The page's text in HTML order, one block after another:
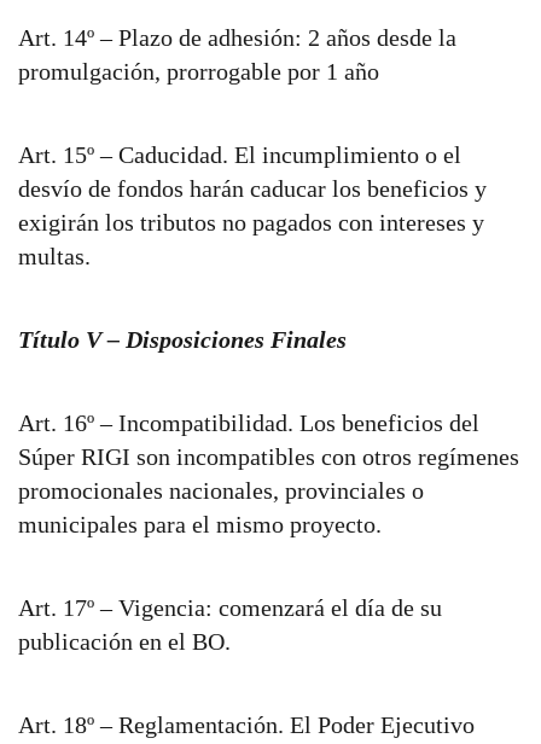
Art. 14º – Plazo de adhesión: 2 años desde la
promulgación, prorrogable por 1 año
Art. 15º – Caducidad. El incumplimiento o el
desvío de fondos harán caducar los beneficios y
exigirán los tributos no pagados con intereses y
multas.
Título V – Disposiciones Finales
Art. 16º – Incompatibilidad. Los beneficios del
Súper RIGI son incompatibles con otros regímenes
promocionales nacionales, provinciales o
municipales para el mismo proyecto.
Art. 17º – Vigencia: comenzará el día de su
publicación en el BO.
Art. 18º – Reglamentación. El Poder Ejecutivo